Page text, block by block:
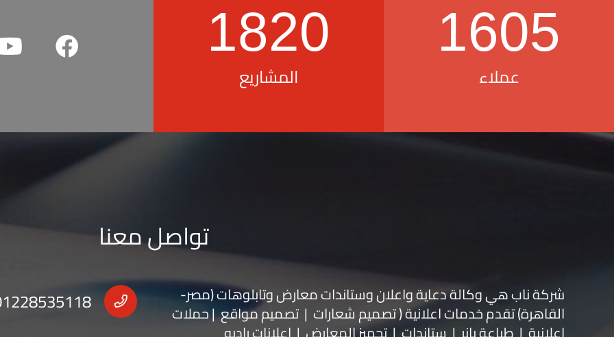
1605
عملاء
1820
المشاريع
تواصل معنا
شركة ناب هي وكالة دعاية واعلان وستاندات معارضوتابلوهات(مصر-
القاهرة) تقدم خدمات اعلانية ( تصميم شعارات | تصميم مواقع | حملات